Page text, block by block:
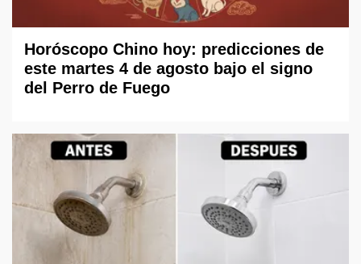
Horóscopo Chino hoy: predicciones de
este martes 4 de agosto bajo el signo
del Perro de Fuego